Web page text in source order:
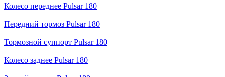
Колесо переднее Pulsar 180
Передний тормоз Pulsar 180
Тормозной суппорт Pulsar 180
Колесо заднее Pulsar 180